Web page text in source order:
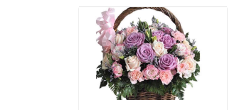
vào ngày 27/09/2020. ...